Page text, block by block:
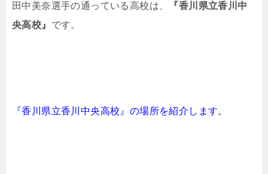
田中美奈選手の通っている高校は、
『香川県立香川中
央高校』 です。
『香川県立香川中央高校』の場所を紹介します。